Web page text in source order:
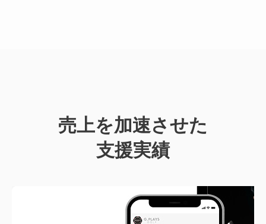
売上を加速させた
支援実績